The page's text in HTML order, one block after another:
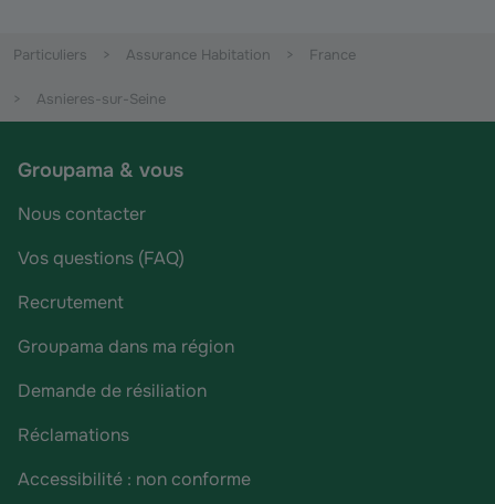
Particuliers Assurance Habitation France
Asnieres-sur-Seine
Groupama & vous
Nous contacter
Vos questions (FAQ)
Recrutement
Groupama dans ma région
Demande de résiliation
Réclamations
Accessibilité : non conforme